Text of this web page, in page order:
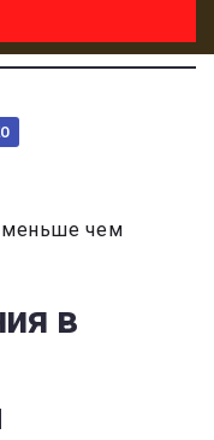
меньше чем
в